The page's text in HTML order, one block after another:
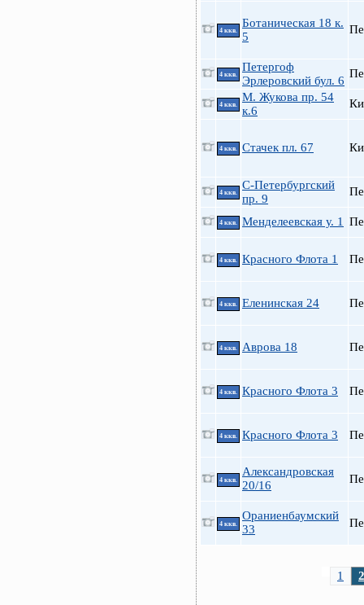
4 ккв.
Ботаническая 18 к.
5
4 ккв.
Петергоф
Эрлеровский бул. 6
4 ккв.
М. Жукова пр. 54
к.6
4 ккв. Стачек пл. 67
4 ккв.
С-Петербургский
пр. 9
4 ккв. Менделеевская у. 1
4 ккв. Красного Флота 1
4 ккв. Еленинская 24
4 ккв. Аврова 18
4 ккв. Красного Флота 3
4 ккв. Красного Флота 3
4 ккв.
Александровская
20/16
4 ккв.
Ораниенбаумский
33
1 2